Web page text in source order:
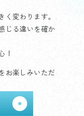
く変わります。
じる違いを確か
！
お楽しみいただ